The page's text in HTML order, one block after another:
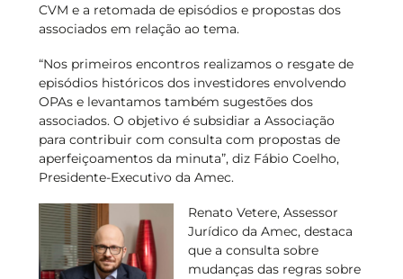
CVM e a retomada de episódios e propostas dos
associados em relação ao tema.
“Nos primeiros encontros realizamos o resgate de
episódios históricos dos investidores envolvendo
OPAs e levantamos também sugestões dos
associados. O objetivo é subsidiar a Associação
para contribuir com consulta com propostas de
aperfeiçoamentos da minuta”, diz Fábio Coelho,
Presidente-Executivo da Amec.
Renato Vetere, Assessor
Jurídico da Amec, destaca
que a consulta sobre
mudanças das regras sobre